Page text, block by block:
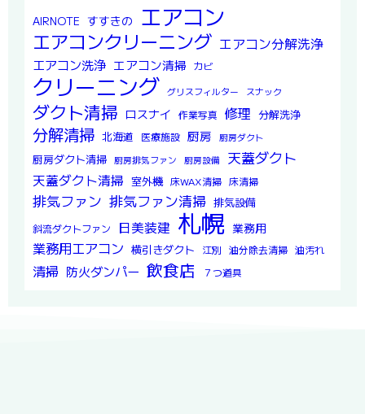
AIRNOTE すすきの エアコン
エアコンクリーニング エアコン分解洗浄
エアコン洗浄 エアコン清掃 カビ
クリーニング グリスフィルター スナック
ダクト清掃 ロスナイ 作業写真 修理 分解洗浄
分解清掃 北海道 医療施設 厨房 厨房ダクト
厨房ダクト清掃 厨房排気ファン 厨房設備 天蓋ダクト
天蓋ダクト清掃 室外機 床WAX清掃 床清掃
排気ファン 排気ファン清掃 排気設備
斜流ダクトファン 日美装建 札幌 業務用
業務用エアコン 横引きダクト 江別 油分除去清掃 油汚れ
清掃 防火ダンパー 飲食店 ７つ道具